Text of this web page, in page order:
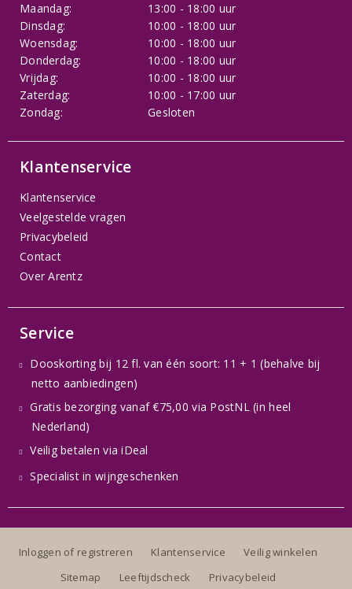
Maandag:
13:00 - 18:00 uur
Dinsdag:
10:00 - 18:00 uur
Woensdag:
10:00 - 18:00 uur
Donderdag:
10:00 - 18:00 uur
Vrijdag:
10:00 - 18:00 uur
Zaterdag:
10:00 - 17:00 uur
Zondag:
Gesloten
Klantenservice
Klantenservice
Veelgestelde vragen
Privacybeleid
Contact
Over Arentz
Service
Dooskorting bij 12 fl. van één soort: 11 + 1 (behalve bij
netto aanbiedingen)
Gratis bezorging vanaf €75,00 via PostNL (in heel
Nederland)
Veilig betalen via iDeal
Specialist in wijngeschenken
Inloggen of registreren Klantenservice
Veilig winkelen
Sitemap
Leeftijdscheck Privacybeleid